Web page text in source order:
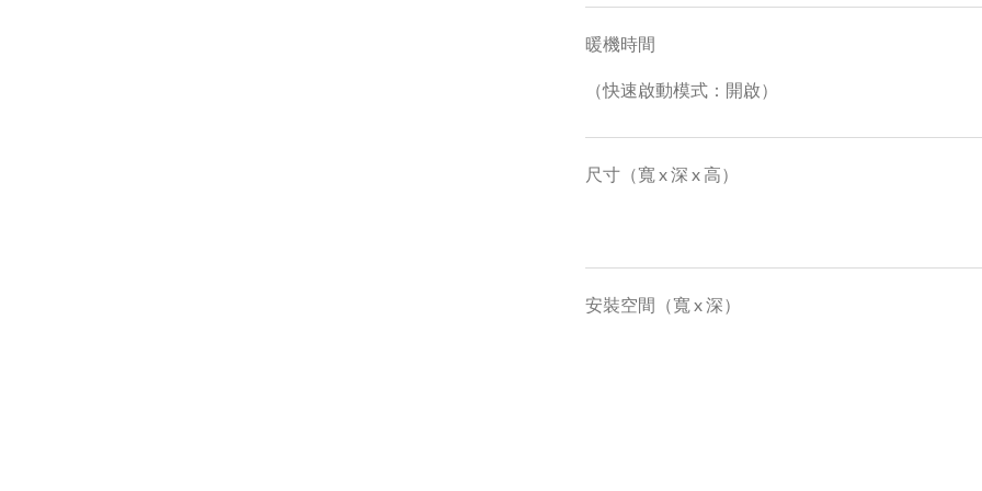
暖機時間
（快速啟動模式：開啟）
尺寸（寬 x 深 x 高）
安裝空間（寬 x 深）